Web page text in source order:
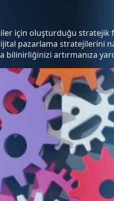
için oluşturduğu stratejik
pazarlama stratejilerini
artırmanıza